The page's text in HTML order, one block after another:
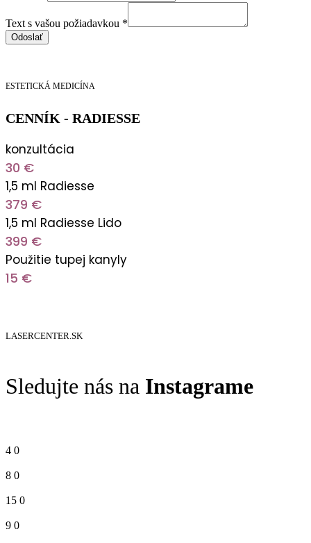
s
požiadavkou
Text s vašou požiadavkou *
Odoslať
ESTETICKÁ MEDICÍNA
CENNÍK - RADIESSE
konzultácia
30 €
1,5 ml Radiesse
379 €
1,5 ml Radiesse Lido
399 €
Použitie tupej kanyly
15 €
LASERCENTER.SK
Sledujte nás na Instagrame
4 0
8 0
15 0
9 0